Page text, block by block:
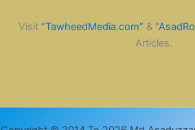
Visit “TawheedMedia.com” &
Articles.